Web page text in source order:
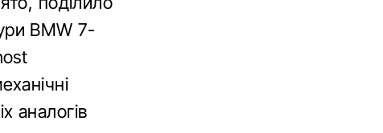
BMW 7-
аналогів